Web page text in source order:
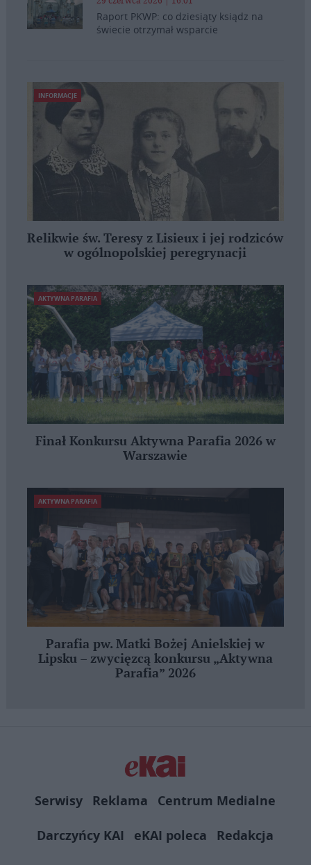
Raport PKWP: co dziesiąty ksiądz na
świecie otrzymał wsparcie
INFORMACJE
Relikwie św. Teresy z Lisieux i jej rodziców
w ogólnopolskiej peregrynacji
AKTYWNA PARAFIA
Finał Konkursu Aktywna Parafia 2026 w
Warszawie
AKTYWNA PARAFIA
Parafia pw. Matki Bożej Anielskiej w
Lipsku – zwycięzcą konkursu „Aktywna
Parafia” 2026
Serwisy Reklama
Centrum Medialne
Darczyńcy KAI
eKAI poleca
Redakcja